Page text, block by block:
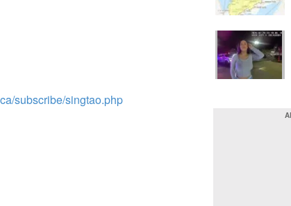
subscribe/singtao.php